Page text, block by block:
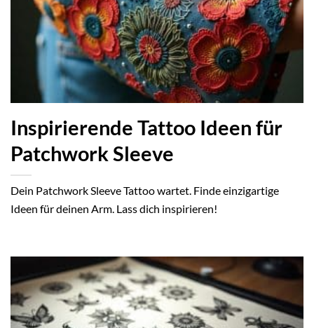
Inspirierende Tattoo Ideen für
Patchwork Sleeve
Dein Patchwork Sleeve Tattoo wartet. Finde einzigartige
Ideen für deinen Arm. Lass dich inspirieren!